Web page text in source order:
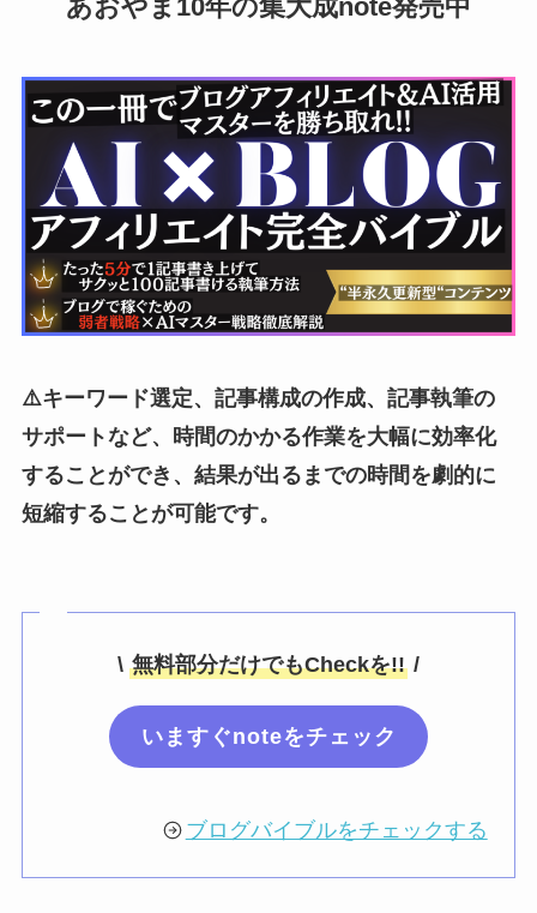
あおやま10年の集大成note発売中
⚠️キーワード選定、記事構成の作成、記事執筆の
サポートなど、時間のかかる作業を大幅に効率化
することができ、結果が出るまでの時間を劇的に
短縮することが可能です。
\ 無料部分だけでもCheckを!! /
いますぐnoteをチェック
ブログバイブルをチェックする